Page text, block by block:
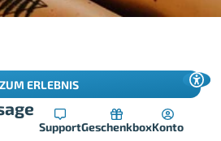
SupportGeschenkboxKonto
in Chemnitz
ZUM ERLEBNIS